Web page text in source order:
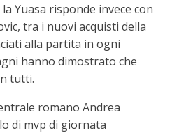
Yuasa risponde invece con
tra i nuovi acquisti della
alla partita in ogni
hanno dimostrato che
tutti.
romano Andrea
di mvp di giornata